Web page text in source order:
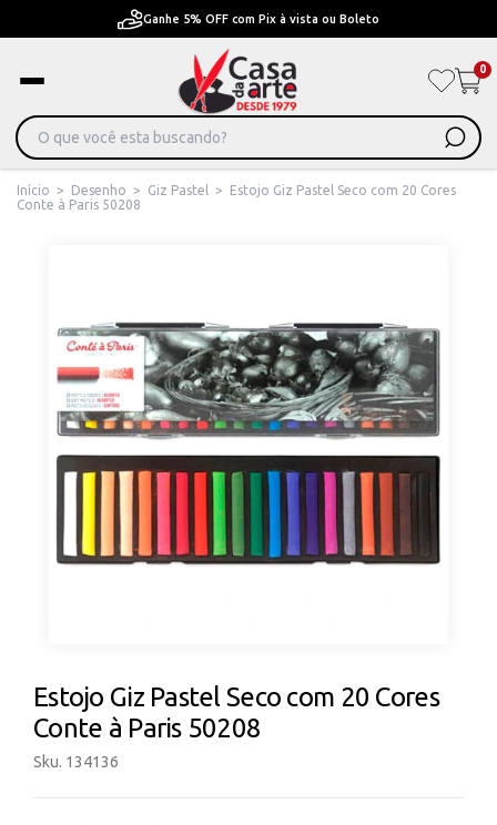
Pague em Até 6x sem juros ou ate 12x com juros
0
Início > Desenho > Giz Pastel >
Estojo Giz Pastel Seco com 20 Cores
Conte à Paris 50208
Estojo Giz Pastel Seco com 20 Cores
Conte à Paris 50208
Sku. 134136